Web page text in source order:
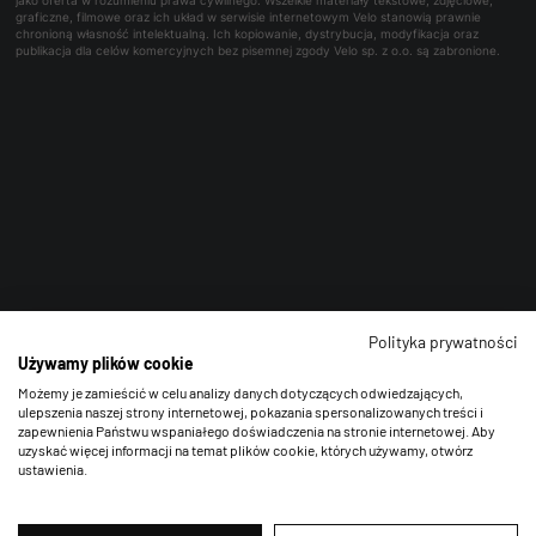
graficzne, filmowe oraz ich układ w serwisie internetowym Velo stanowią prawnie
chronioną własność intelektualną. Ich kopiowanie, dystrybucja, modyfikacja oraz
publikacja dla celów komercyjnych bez pisemnej zgody Velo sp. z o.o. są zabronione.
Polityka prywatności
Używamy plików cookie
Możemy je zamieścić w celu analizy danych dotyczących odwiedzających,
ulepszenia naszej strony internetowej, pokazania spersonalizowanych treści i
zapewnienia Państwu wspaniałego doświadczenia na stronie internetowej. Aby
uzyskać więcej informacji na temat plików cookie, których używamy, otwórz
ustawienia.